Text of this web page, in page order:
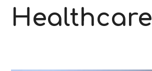
Healthcare